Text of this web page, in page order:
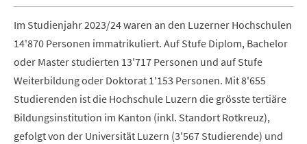
Im Studienjahr 2023/24 waren an den Luzerner Hochschulen
14'870 Personen immatrikuliert. Auf Stufe Diplom, Bachelor
oder Master studierten 13'717 Personen und auf Stufe
Weiterbildung oder Doktorat 1'153 Personen. Mit 8'655
Studierenden ist die Hochschule Luzern die grösste tertiäre
Bildungsinstitution im Kanton (inkl. Standort Rotkreuz),
gefolgt von der Universität Luzern (3'567 Studierende) und